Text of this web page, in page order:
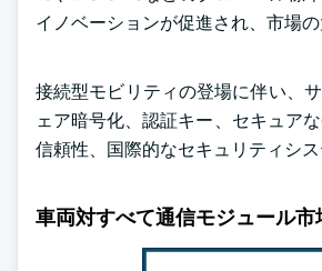
イノベーションが促進され、市場
接続型モビリティの登場に伴い、
ェア暗号化、認証キー、セキュア
信頼性、国際的なセキュリティシ
車両対すべて通信モジュール市